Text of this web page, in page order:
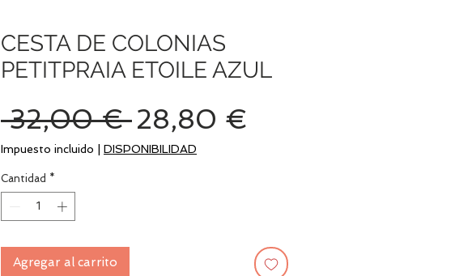
CESTA DE COLONIAS
PETITPRAIA ETOILE AZUL
32,00 € Precio
28,80 €
Impuesto incluido DISPONIBILIDAD
Cantidad *
Agregar al carrito